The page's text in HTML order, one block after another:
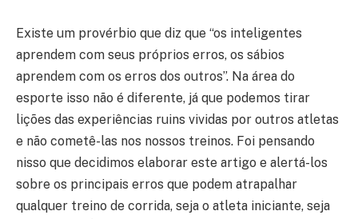
Existe um provérbio que diz que “os inteligentes
aprendem com seus próprios erros, os sábios
aprendem com os erros dos outros”. Na área do
esporte isso não é diferente, já que podemos tirar
lições das experiências ruins vividas por outros atletas
e não cometê-las nos nossos treinos. Foi pensando
nisso que decidimos elaborar este artigo e alertá-los
sobre os principais erros que podem atrapalhar
qualquer treino de corrida, seja o atleta iniciante, seja